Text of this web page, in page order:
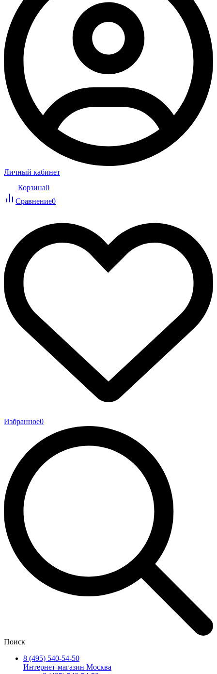
Личный кабинет
Корзина0
Сравнение0
Избранное0
Поиск
8 (495) 540-54-50
Интернет-магазин Москва